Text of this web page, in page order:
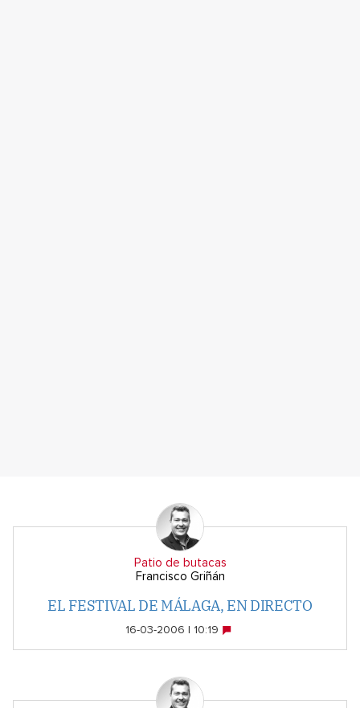
Patio de butacas
Francisco Griñán
EL FESTIVAL DE MÁLAGA, EN DIRECTO
16-03-2006 | 10:19